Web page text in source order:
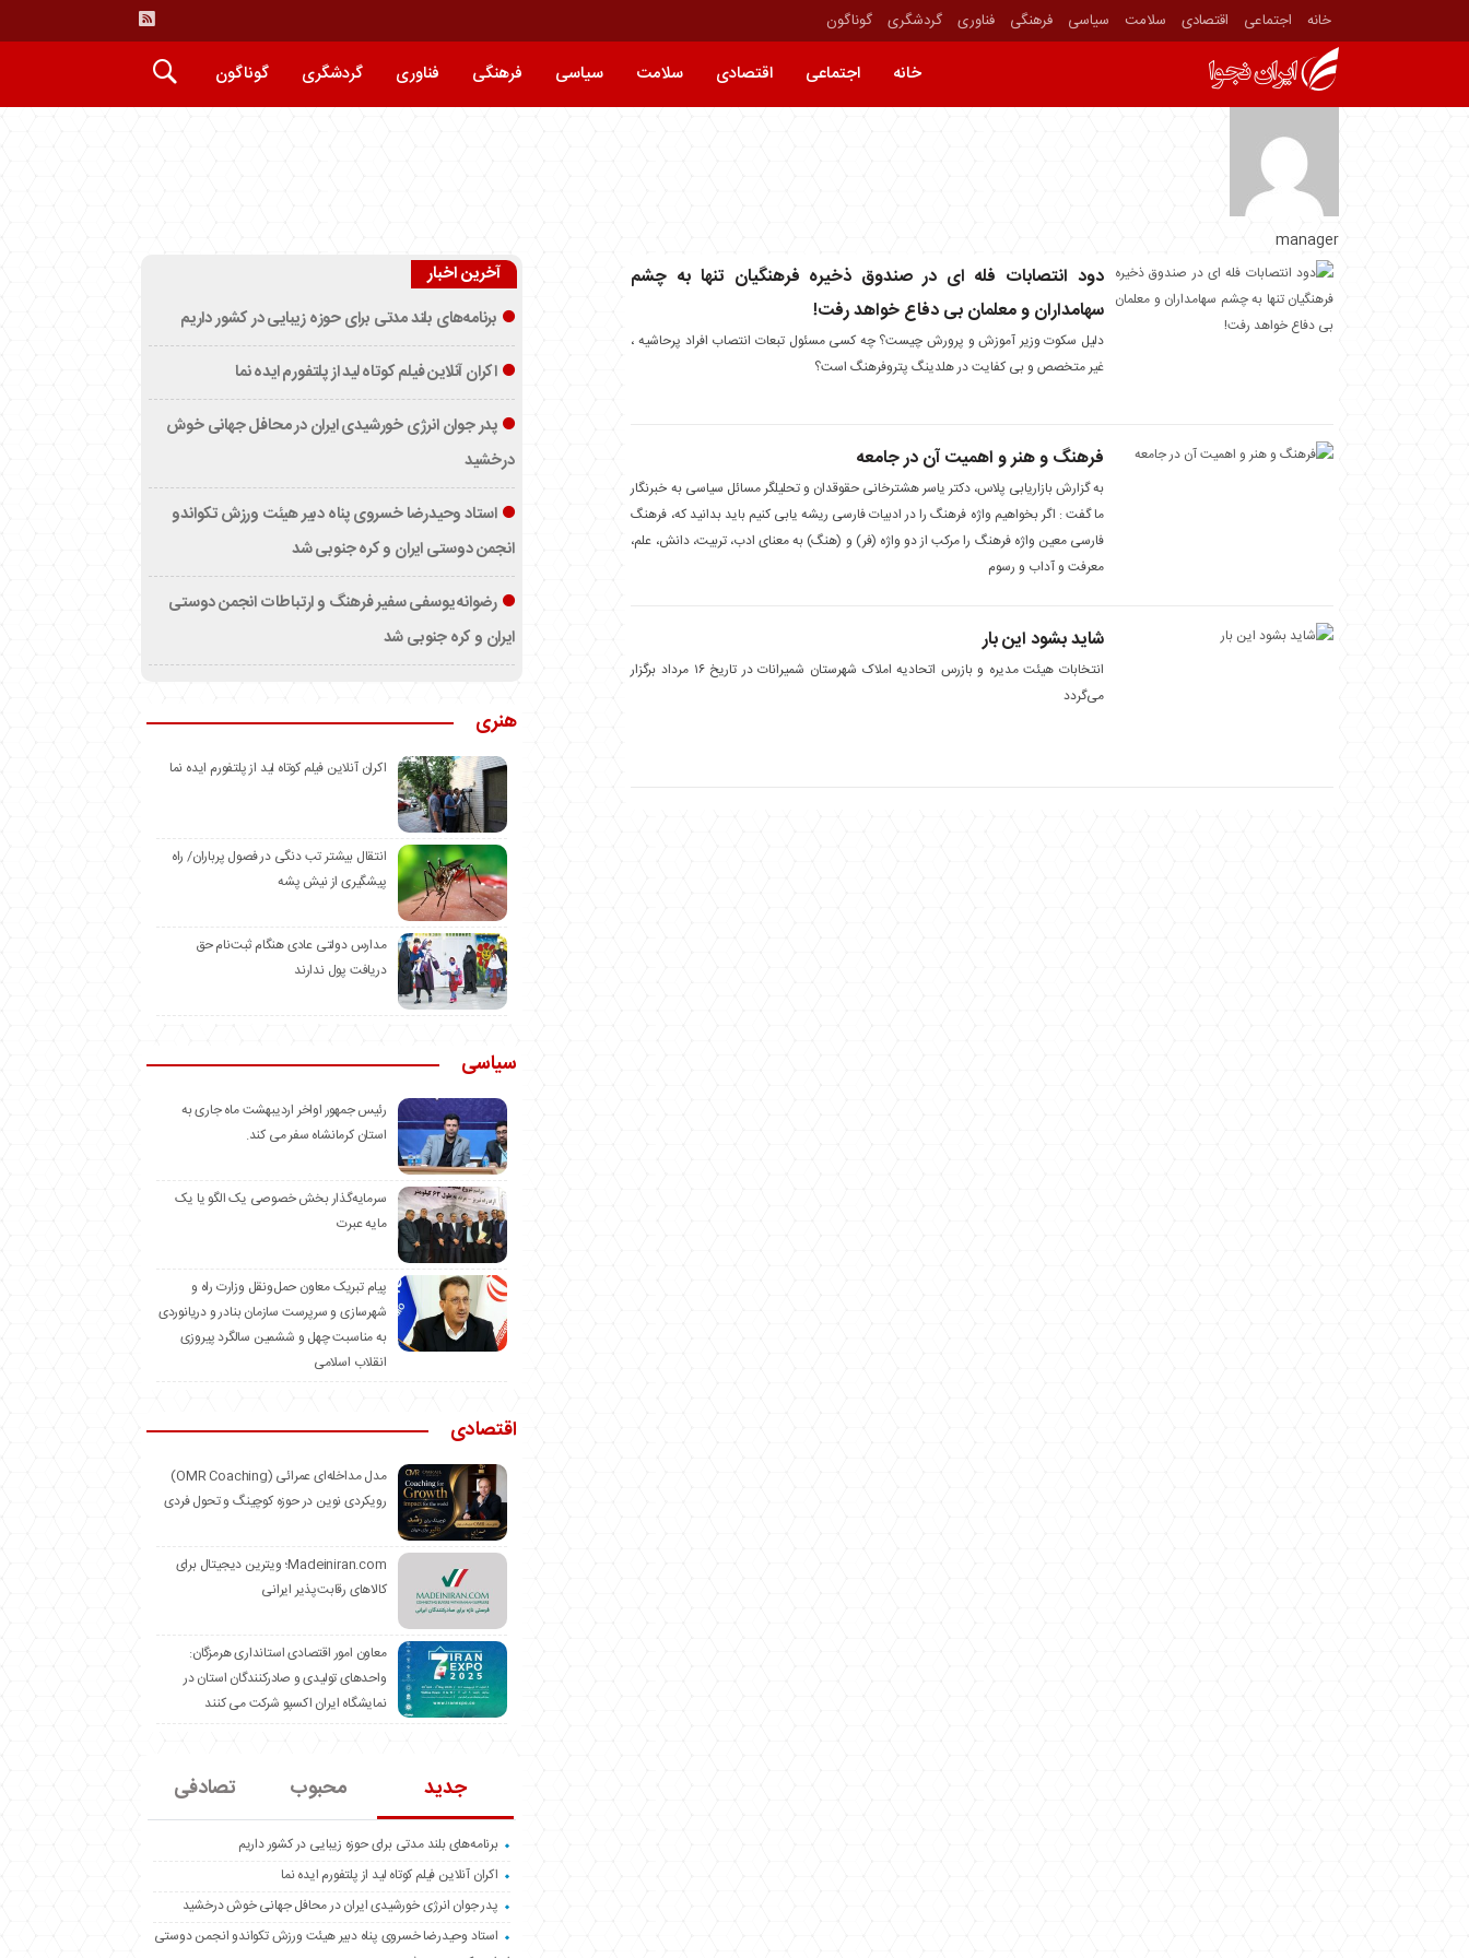
خانه اجتماعی اقتصادی سلامت سیاسی فرهنگی فناوری گردشگری گوناگون
خانه اجتماعی اقتصادی سلامت سیاسی فرهنگی فناوری گردشگری گوناگون
manager
دود انتصابات فله ای در صندوق ذخیره فرهنگیان تنها به چشم
سهامداران و معلمان بی دفاع خواهد رفت!
دلیل سکوت وزیر آموزش و پرورش چیست؟ چه کسی مسئول تبعات انتصاب افراد پرحاشیه ،
غیر متخصص و بی کفایت در هلدینگ پتروفرهنگ است؟
فرهنگ و هنر و اهمیت آن در جامعه
به گزارش بازاریابی پلاس، دکتر یاسر هشترخانی حقوقدان و تحلیلگر مسائل سیاسی به خبرنگار
ما گفت : اگر بخواهیم واژه فرهنگ را در ادبیات فارسی ریشه یابی کنیم باید بدانید که، فرهنگ
فارسی معین واژه فرهنگ را مرکب از دو واژه (فر) و (هنگ) به معنای ادب، تربیت، دانش، علم،
معرفت و آداب و رسوم
شاید بشود این بار
انتخابات هیئت مدیره و بازرس اتحادیه املاک شهرستان شمیرانات در تاریخ ۱۶ مرداد برگزار
می‌گردد
آخرین اخبار
برنامه‌های بلند مدتی برای حوزه زیبایی در کشور داریم
اکران آنلاین فیلم کوتاه لید از پلتفورم ایده نما
پدر جوان انرژی خورشیدی ایران در محافل جهانی خوش
درخشید
استاد وحیدرضا خسروی پناه دبیر هیئت ورزش تکواندو
انجمن دوستی ایران و کره جنوبی شد
رضوانه یوسفی سفیر فرهنگ و ارتباطات انجمن دوستی
ایران و کره جنوبی شد
هنری
اکران آنلاین فیلم کوتاه لید از پلتفورم ایده نما
انتقال بیشتر تب دنگی در فصول پرباران/ راه
پیشگیری از نیش پشه
مدارس دولتی عادی هنگام ثبت‌نام حق
دریافت پول ندارند
سیاسی
رئیس جمهور اواخر اردیبهشت ماه جاری به
استان کرمانشاه سفر می کند.
سرمایه‌گذار بخش خصوصی یک الگو یا یک
مایه عبرت
️پیام تبریک معاون حمل‌ونقل وزارت راه و
شهرسازی و سرپرست سازمان بنادر و دریانوردی
به مناسبت چهل و ششمین سالگرد پیروزی
انقلاب اسلامی
اقتصادی
مدل مداخله‌ای عمرائی (OMR Coaching)
رویکردی نوین در حوزه کوچینگ و تحول فردی
Madeiniran.com؛ ویترین دیجیتال برای
کالاهای رقابت‌پذیر ایرانی
معاون امور اقتصادی استانداری هرمزگان:
واحدهای تولیدی و صادرکنندگان استان در
نمایشگاه ایران اکسپو شرکت می کنند
جدید محبوب تصادفی
برنامه‌های بلند مدتی برای حوزه زیبایی در کشور داریم
اکران آنلاین فیلم کوتاه لید از پلتفورم ایده نما
پدر جوان انرژی خورشیدی ایران در محافل جهانی خوش درخشید
استاد وحیدرضا خسروی پناه دبیر هیئت ورزش تکواندو انجمن دوستی